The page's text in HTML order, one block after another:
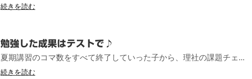
続きを読む
勉強した成果はテストで♪
夏期講習のコマ数をすべて終了していった子から、理社の課題チェ...
続きを読む